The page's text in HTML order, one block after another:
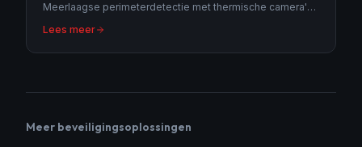
Meerlaagse perimeterdetectie met thermische camera's
Lees meer
Meer beveiligingsoplossingen